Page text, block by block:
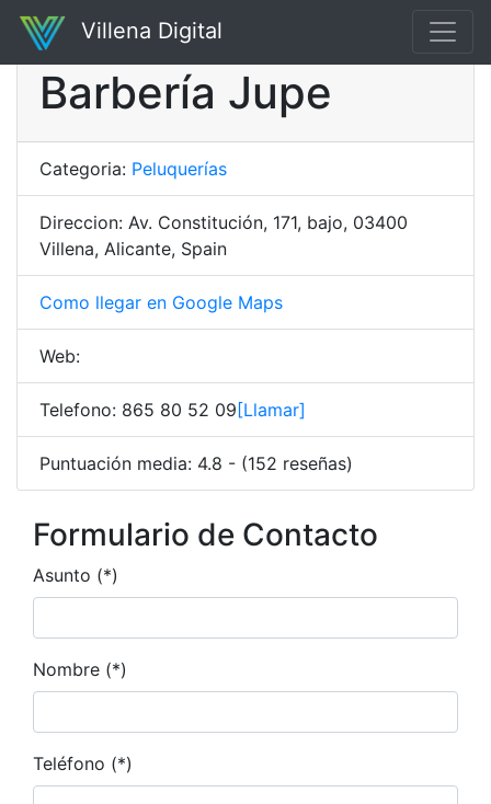
Villena Digital
Barbería Jupe
Categoria: Peluquerías
Direccion: Av. Constitución, 171, bajo, 03400
Villena, Alicante, Spain
Como llegar en Google Maps
Web:
Telefono: 865 80 52 09 [Llamar]
Puntuación media: 4.8 - (152 reseñas)
Formulario de Contacto
Asunto (*)
Nombre (*)
Teléfono (*)